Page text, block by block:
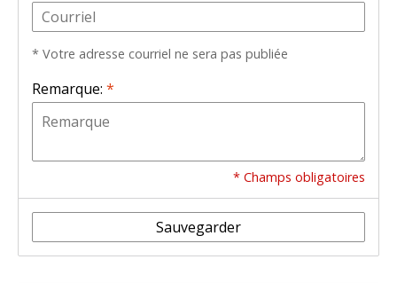
* Votre adresse courriel ne sera pas publiée
Remarque: *
* Champs obligatoires
Sauvegarder